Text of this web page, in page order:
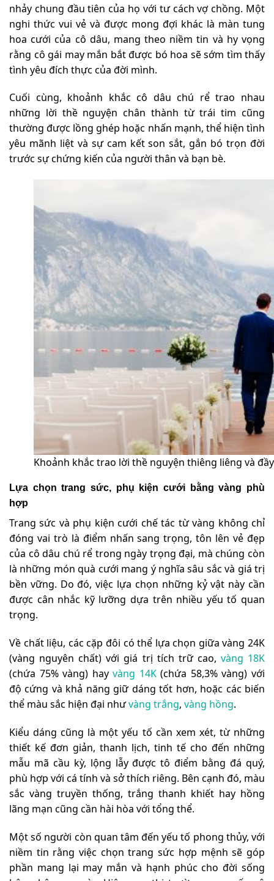
nhảy chung đầu tiên của họ với tư cách vợ chồng. Một
nghi thức vui vẻ và được mong đợi khác là màn tung
hoa cưới của cô dâu, mang theo niềm tin và hy vọng
rằng cô gái may mắn bắt được bó hoa sẽ sớm tìm thấy
tình yêu đích thực của đời mình.
Cuối cùng, khoảnh khắc cô dâu chú rể trao nhau
những lời thề nguyện chân thành từ trái tim cũng
thường được lồng ghép hoặc nhấn mạnh, thể hiện tình
yêu mãnh liệt và sự cam kết son sắt, gắn bó trọn đời
trước sự chứng kiến của người thân và bạn bè.
Khoảnh khắc trao lời thề nguyện thiêng liêng và
Lựa chọn trang sức, phụ kiện cưới bằng vàng phù
hợp
Trang sức và phụ kiện cưới chế tác từ vàng không chỉ
đóng vai trò là điểm nhấn sang trọng, tôn lên vẻ đẹp
của cô dâu chú rể trong ngày trọng đại, mà chúng còn
là những món quà cưới mang ý nghĩa sâu sắc và giá trị
bền vững. Do đó, việc lựa chọn những kỷ vật này cần
được cân nhắc kỹ lưỡng dựa trên nhiều yếu tố quan
trọng.
Về chất liệu, các cặp đôi có thể lựa chọn giữa vàng 24K
(vàng nguyên chất) với giá trị tích trữ cao, vàng 18K
(chứa 75% vàng) hayvàng 14K(chứa 58,3% vàng) với
độ cứng và khả năng giữ dáng tốt hơn, hoặc các biến
thể màu sắc hiện đại nhưvàng trắng, vàng hồng.
Kiểu dáng cũng là một yếu tố cần xem xét, từ những
thiết kế đơn giản, thanh lịch, tinh tế cho đến những
mẫu mã cầu kỳ, lộng lẫy được tô điểm bằng đá quý,
phù hợp với cá tính và sở thích riêng. Bên cạnh đó, màu
sắc vàng truyền thống, trắng thanh khiết hay hồng
lãng mạn cũng cần hài hòa với tổng thể.
Một số người còn quan tâm đến yếu tố phong thủy, với
niềm tin rằng việc chọn trang sức hợp mệnh sẽ góp
phần mang lại may mắn và hạnh phúc cho đời sống